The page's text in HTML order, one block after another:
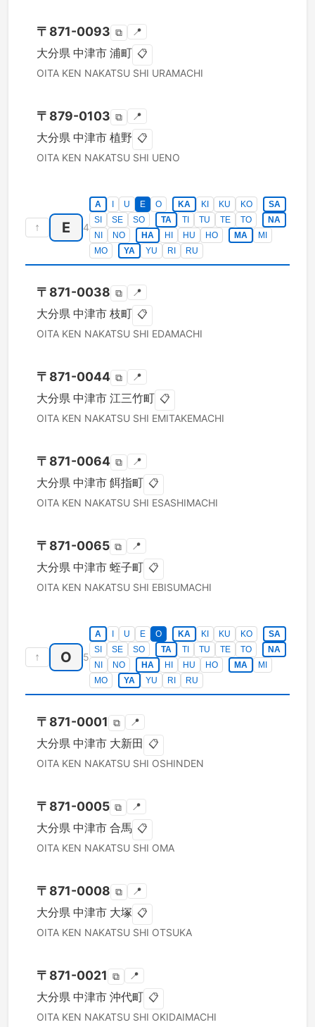
〒 871-0093 ⧉ 📍
大分県 中津市 浦町 📋
OITA KEN NAKATSU SHI URAMACHI
〒 879-0103 ⧉ 📍
大分県 中津市 植野 📋
OITA KEN NAKATSU SHI UENO
↑ E 4
A U E O KA KI KU KO
SA
SI
SE SO TA TI TU TE TO
NA
NI
NO HA HI HU HO MA
MI
MO
YA YU RI RU
〒 871-0038 ⧉ 📍
大分県 中津市 枝町 📋
OITA KEN NAKATSU SHI EDAMACHI
〒 871-0044 ⧉ 📍
大分県 中津市 江三竹町 📋
OITA KEN NAKATSU SHI EMITAKEMACHI
〒 871-0064 ⧉ 📍
大分県 中津市 餌指町 📋
OITA KEN NAKATSU SHI ESASHIMACHI
〒 871-0065 ⧉ 📍
大分県 中津市 蛭子町 📋
OITA KEN NAKATSU SHI EBISUMACHI
↑ O 5
A U E O KA KI KU KO
SA
SI
SE SO TA TI TU TE TO
NA
NI
NO HA HI HU HO MA
MI
MO
YA YU RI RU
〒 871-0001 ⧉ 📍
大分県 中津市 大新田 📋
OITA KEN NAKATSU SHI OSHINDEN
〒 871-0005 ⧉ 📍
大分県 中津市 合馬 📋
OITA KEN NAKATSU SHI OMA
〒 871-0008 ⧉ 📍
大分県 中津市 大塚 📋
OITA KEN NAKATSU SHI OTSUKA
〒 871-0021 ⧉ 📍
大分県 中津市 沖代町 📋
OITA KEN NAKATSU SHI OKIDAIMACHI